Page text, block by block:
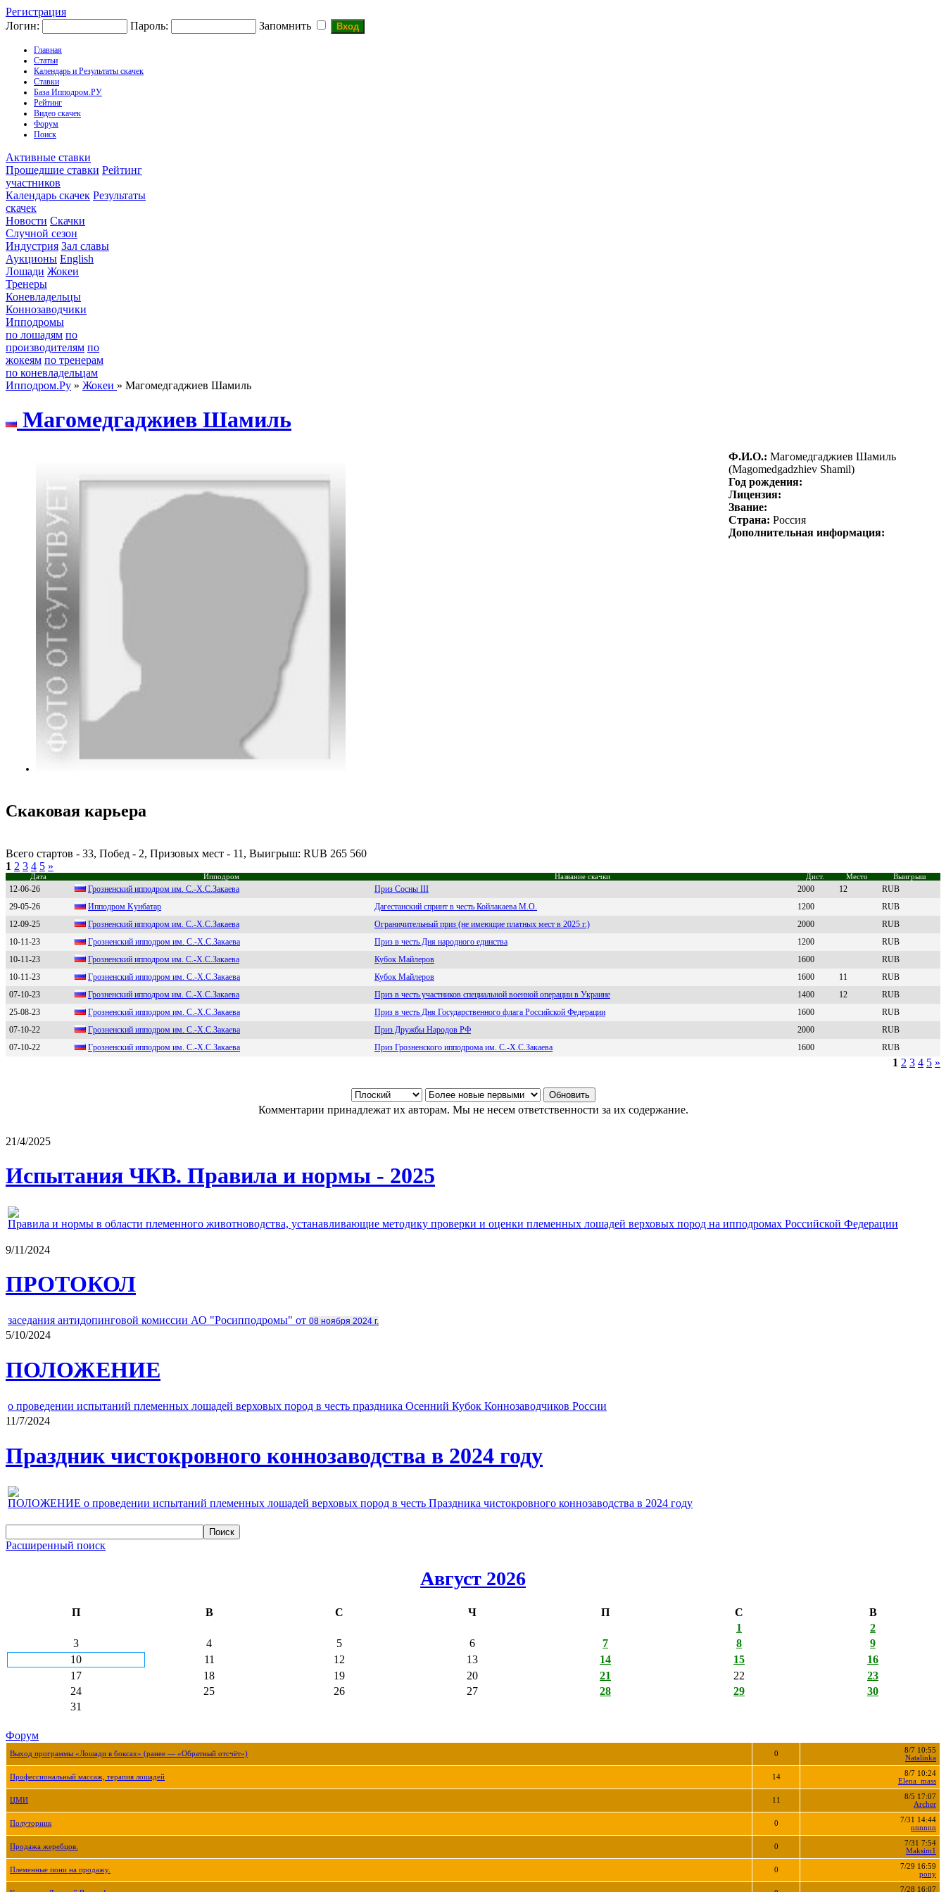
Регистрация
Логин:
Пароль: Запомнить
Главная
Статьи
Календарь и Результаты скачек
Ставки
База Ипподром.РУ
Рейтинг
Видео скачек
Форум
Поиск
Активные ставки
Прошедшие ставки Рейтинг
участников
Календарь скачек Результаты
скачек
Новости Скачки
Случной сезон
Индустрия Зал славы
Аукционы English
Лошади Жокеи
Тренеры
Коневладельцы
Коннозаводчики
Ипподромы
по лошадям по
производителям по
жокеям по тренерам
по коневладельцам
Ипподром.Ру » Жокеи » Магомедгаджиев Шамиль
Магoмедгаджиев Шамиль
Ф.И.О.: Магoмедгаджиев Шамиль
(Magomedgadzhiev Shamil)
Год рождения:
Лицензия:
Звание:
Страна: Россия
Дополнительная информация:
Скаковая карьера
Всего стартов - 33, Побед - 2, Призовых мест - 11, Выигрыш: RUB 265 560
1 2 3 4 5 »
Дата Ипподром Название скачки Дист. Место Выигрыш
12-06-26 Грoзненcкий иппoдрoм им. C.-X.C.Зaкaевa Приз Сосны III 2000 12
RUB
29-05-26
Ипподpом Kунбaтap Дагестанский спринт в честь Койлакаева М.О. 1200
RUB
12-09-25
Грознeнский ипподром им. C.-X.C.Зaкaeвa Ограничительный приз (не имеющие платных мест в 2025 г.) 2000
RUB
10-11-23
Гpозненcкий ипподpом им. С.-X.С.Зaкaевa Приз в честь Дня народного единства 1200
RUB
10-11-23
Грoзненский иппoдрoм им. C.-X.C.Зaкaевa Кубок Майлеров 1600
RUB
10-11-23
Гpозненcкий ипподpом им. С.-Х.С.Закаева Кубок Майлеров 1600 11
RUB
07-10-23
Грoзненский иппoдрoм им. С.-Х.С.Зaкaевa Приз в честь участников специальной военной операции в Украине 1400 12
RUB
25-08-23
Гpознeнcкий ипподpом им. С.-Х.С.Закаeва Приз в честь Дня Государственного флага Российской Федерации 1600
RUB
07-10-22
Гpoзнeнский иппoдpoм им. С.-Х.С.Зaкaeвa Приз Дружбы Народов РФ 2000
RUB
07-10-22
Гpoзненский иппoдpoм им. C.-Х.C.Закаева Приз Грозненского ипподрома им. С.-Х.С.Закаева 1600 RUB
1 2 3 4 5 »
Комментарии принадлежат их авторам. Мы не несем ответственности за их содержание.
21/4/2025
Испытания ЧКВ. Правила и нормы - 2025
Правила и нормы в области племенного животноводства, устанавливающие методику проверки и оценки племенных лошадей верховых пород на ипподромах Российской Федерации
9/11/2024
ПРОТОКОЛ
заседания антидопинговой комиссии АО "Росипподромы" от 08 ноября 2024 г.
5/10/2024
ПОЛОЖЕНИЕ
о проведении испытаний племенных лошадей верховых пород в честь праздника Осенний Кубок Коннозаводчиков России
11/7/2024
Праздник чистокровного коннозаводства в 2024 году
ПОЛОЖЕНИЕ о проведении испытаний племенных лошадей верховых пород в честь Праздника чистокровного коннозаводства в 2024 году
Расширенный поиск
Август 2026
П В С Ч П С
В
1
2
3
4 5 6 7 8
9
10
11 12 13 14 15
16
17
18 19 20 21 22
23
24
25 26 27 28 29
30
31
Форум
Выход программы «Лошади в боксах» (ранее — «Обратный отсчёт») 0
8/7 10:55
Natalinka
Профессиональный массаж, терапия лошадей 14
8/7 10:24
Elena_mass
ЦМИ 11
8/5 17:07
Archer
Полуторник 0
7/31 14:44
nnnnnn
Продажа жеребцов. 0
7/31 7:54
Maksim1
Племенные пони на продажу. 0
7/29 16:59
pony
7/28 16:07